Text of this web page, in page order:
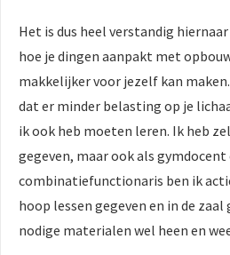
Het is dus heel verstandig
hoe je dingen aanpakt met
makkelijker voor jezelf kan
dat er minder belasting op je
ik ook heb moeten leren. Ik heb
gegeven, maar ook als gymdocent
combinatiefunctionaris ben ik
hoop lessen gegeven en in de zaal
nodige materialen wel heen en